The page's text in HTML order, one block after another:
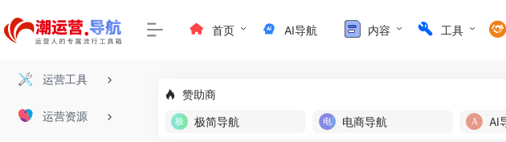
运营工具
运营资源
首页 AI导航 内容 工具
赞助商
极简导航
电商导航 AI